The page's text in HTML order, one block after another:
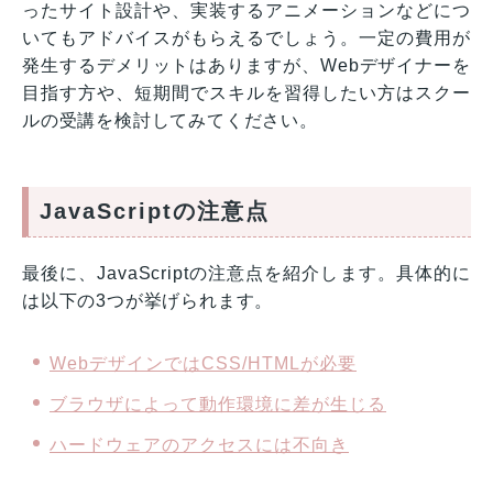
ったサイト設計や、実装するアニメーションなどにつ
いてもアドバイスがもらえるでしょう。一定の費用が
発生するデメリットはありますが、Webデザイナーを
目指す方や、短期間でスキルを習得したい方はスクー
ルの受講を検討してみてください。
JavaScriptの注意点
最後に、JavaScriptの注意点を紹介します。具体的に
は以下の3つが挙げられます。
WebデザインではCSS/HTMLが必要
ブラウザによって動作環境に差が生じる
ハードウェアのアクセスには不向き